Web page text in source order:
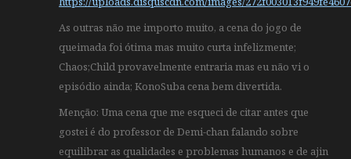
As outras não me importo muito, a cena do jogo de
queimada foi ótima mas muito curta infelizmente;
Chaos;Child provavelmente entraria mas eu não vi o
episódio ainda; KonoSuba cena bem divertida.
Menção: Uma cena que me esqueci de citar antes que
gostei é do professor de Demi-chan falando sobre
equilibrar as qualidades e problemas humanos e de ajin